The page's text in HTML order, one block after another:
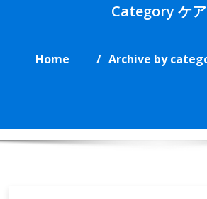
Category ケア
Home Archive by